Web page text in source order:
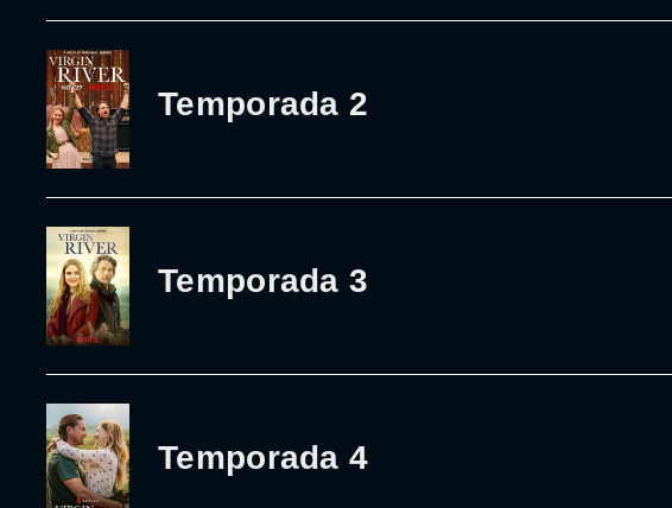
Temporada 2
Temporada 3
Temporada 4